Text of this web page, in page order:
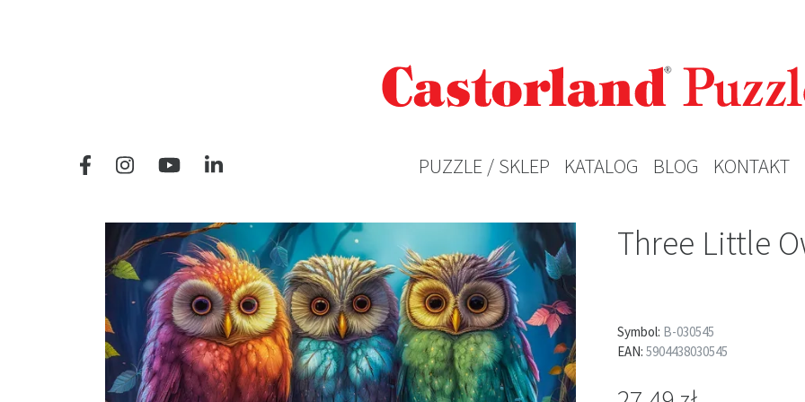
PUZZLE / SKLEP KATALOG BLOG KONTAKT
Three Little
Symbol: B-030545
EAN: 5904438030545